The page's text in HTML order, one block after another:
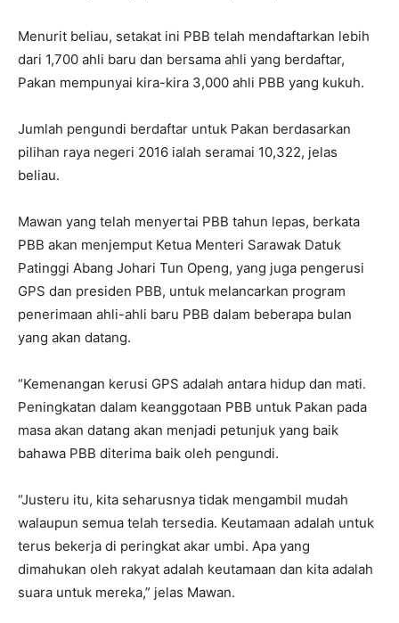
Menurit beliau, setakat ini PBB telah mendaftarkan lebih
dari 1,700 ahli baru dan bersama ahli yang berdaftar,
Pakan mempunyai kira-kira 3,000 ahli PBB yang kukuh.
Jumlah pengundi berdaftar untuk Pakan berdasarkan
pilihan raya negeri 2016 ialah seramai 10,322, jelas
beliau.
Mawan yang telah menyertai PBB tahun lepas, berkata
PBB akan menjemput Ketua Menteri Sarawak Datuk
Patinggi Abang Johari Tun Openg, yang juga pengerusi
GPS dan presiden PBB, untuk melancarkan program
penerimaan ahli-ahli baru PBB dalam beberapa bulan
yang akan datang.
“Kemenangan kerusi GPS adalah antara hidup dan mati.
Peningkatan dalam keanggotaan PBB untuk Pakan pada
masa akan datang akan menjadi petunjuk yang baik
bahawa PBB diterima baik oleh pengundi.
“Justeru itu, kita seharusnya tidak mengambil mudah
walaupun semua telah tersedia. Keutamaan adalah untuk
terus bekerja di peringkat akar umbi. Apa yang
dimahukan oleh rakyat adalah keutamaan dan kita adalah
suara untuk mereka,” jelas Mawan.